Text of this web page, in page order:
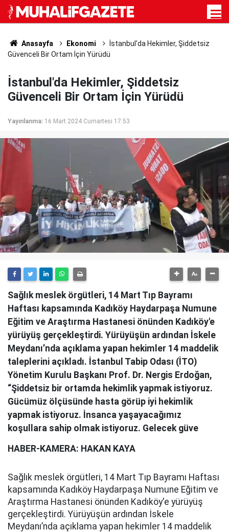
Anasayfa Ekonomi
İstanbul'da Hekimler, Şiddetsiz
Güvenceli Bir Ortam İçin Yürüdü
İstanbul'da Hekimler, Şiddetsiz
Güvenceli Bir Ortam İçin Yürüdü
Yayınlanma: 16 Mart 2024 Cumartesi 17:53
Sağlık meslek örgütleri, 14 Mart Tıp Bayramı
Haftası kapsamında Kadıköy Haydarpaşa Numune
Eğitim ve Araştırma Hastanesi önünden Kadıköy'e
yürüyüş gerçekleştirdi. Yürüyüşün ardından İskele
Meydanı’nda açıklama yapan hekimler 14 maddelik
taleplerini açıkladı. İstanbul Tabip Odası (İTO)
Yönetim Kurulu Başkanı Prof. Dr. Nergis Erdoğan,
“Şiddetsiz bir ortamda hekimlik yapmak istiyoruz.
Gücümüz ölçüsünde hasta görüp iyi hekimlik
yapmak istiyoruz. İnsanca yaşayacağımız
koşullara sahip olmak istiyoruz. Gelecek güve
HABER-KAMERA: HAKAN KAYA
Sağlık meslek örgütleri, 14 Mart Tıp Bayramı Haftası
kapsamında Kadıköy Haydarpaşa Numune Eğitim ve
Araştırma Hastanesi önünden Kadıköy'e yürüyüş
gerçekleştirdi. Yürüyüşün ardından İskele
Meydanı’nda açıklama yapan hekimler 14 maddelik